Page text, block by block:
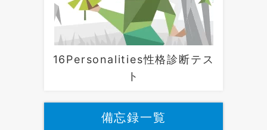
16Personalities性格診断テス
ト
備忘録一覧